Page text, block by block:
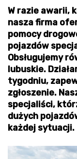
W razie awarii,
nasza firma
pomocy
pojazdów
Obsługujemy
lubuskie.
tygodniu,
zgłoszenie.
specjaliści,
dużych
każdej sytuacji.